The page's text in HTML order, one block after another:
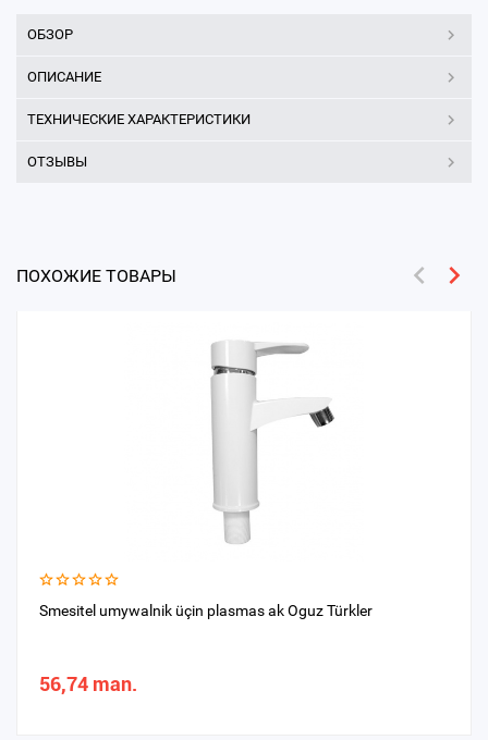
ОБЗОР
ОПИСАНИЕ
ТЕХНИЧЕСКИЕ ХАРАКТЕРИСТИКИ
ОТЗЫВЫ
ПОХОЖИЕ ТОВАРЫ
Smesitel umywalnik üçin plasmas ak Oguz Türkler
56,74 man.